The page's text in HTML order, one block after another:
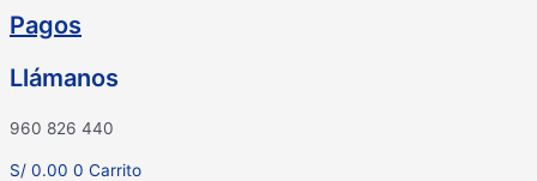
Pagos
Llámanos
960 826 440
S/ 0.00 0 Carrito